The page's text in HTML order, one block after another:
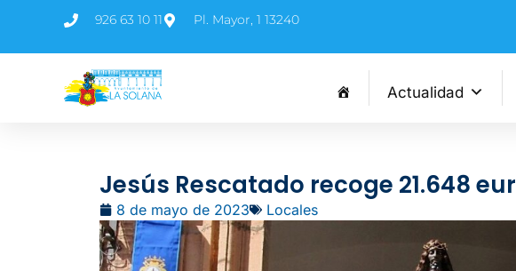
926 63 10 11 Pl. Mayor, 1 13240
Actualidad
Jesús Rescatado recoge 21.648
8 de mayo de 2023 Locales